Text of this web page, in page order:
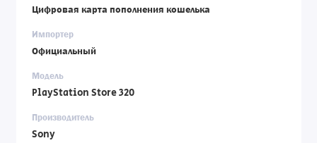
Цифровая карта пополнения кошелька
Импортер
Официальный
Модель
PlayStation Store 320
Производитель
Sony